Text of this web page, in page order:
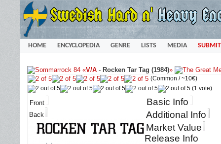
HOME ENCYCLOPEDIA GENRE LISTS MEDIA SUBMIT
«V/A - Rocken Tar Tag (1984)»
(Common /~10€)
(1 vote)
Front
Back
Basic Info
Additional Info
Market Value
Release Info